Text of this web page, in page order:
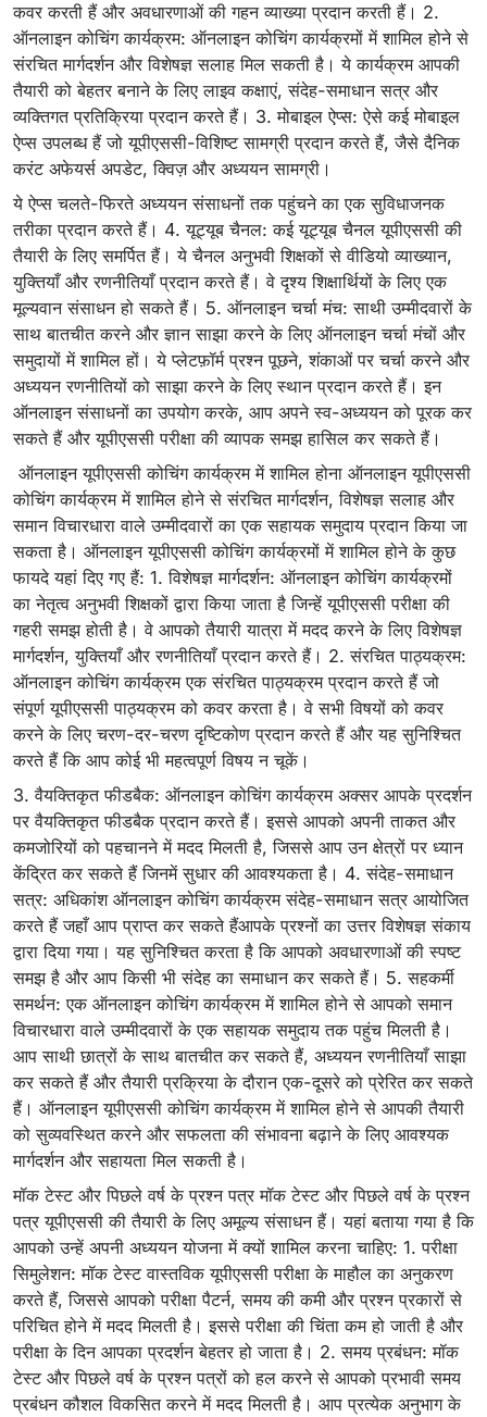
कवर करती हैं और अवधारणाओं की गहन व्याख्या प्रदान करती हैं। 2.
ऑनलाइन कोचिंग कार्यक्रम: ऑनलाइन कोचिंग कार्यक्रमों में शामिल होने से
संरचित मार्गदर्शन और विशेषज्ञ सलाह मिल सकती है। ये कार्यक्रम आपकी
तैयारी को बेहतर बनाने के लिए लाइव कक्षाएं, संदेह-समाधान सत्र और
व्यक्तिगत प्रतिक्रिया प्रदान करते हैं। 3. मोबाइल ऐप्स: ऐसे कई मोबाइल
ऐप्स उपलब्ध हैं जो यूपीएससी-विशिष्ट सामग्री प्रदान करते हैं, जैसे दैनिक
करंट अफेयर्स अपडेट, क्विज़ और अध्ययन सामग्री।
ये ऐप्स चलते-फिरते अध्ययन संसाधनों तक पहुंचने का एक सुविधाजनक
तरीका प्रदान करते हैं। 4. यूट्यूब चैनल: कई यूट्यूब चैनल यूपीएससी की
तैयारी के लिए समर्पित हैं। ये चैनल अनुभवी शिक्षकों से वीडियो व्याख्यान,
युक्तियाँ और रणनीतियाँ प्रदान करते हैं। वे दृश्य शिक्षार्थियों के लिए एक
मूल्यवान संसाधन हो सकते हैं। 5. ऑनलाइन चर्चा मंच: साथी उम्मीदवारों के
साथ बातचीत करने और ज्ञान साझा करने के लिए ऑनलाइन चर्चा मंचों और
समुदायों में शामिल हों। ये प्लेटफ़ॉर्म प्रश्न पूछने, शंकाओं पर चर्चा करने और
अध्ययन रणनीतियों को साझा करने के लिए स्थान प्रदान करते हैं। इन
ऑनलाइन संसाधनों का उपयोग करके, आप अपने स्व-अध्ययन को पूरक कर
सकते हैं और यूपीएससी परीक्षा की व्यापक समझ हासिल कर सकते हैं।
ऑनलाइन यूपीएससी कोचिंग कार्यक्रम में शामिल होना ऑनलाइन यूपीएससी
कोचिंग कार्यक्रम में शामिल होने से संरचित मार्गदर्शन, विशेषज्ञ सलाह और
समान विचारधारा वाले उम्मीदवारों का एक सहायक समुदाय प्रदान किया जा
सकता है। ऑनलाइन यूपीएससी कोचिंग कार्यक्रमों में शामिल होने के कुछ
फायदे यहां दिए गए हैं: 1. विशेषज्ञ मार्गदर्शन: ऑनलाइन कोचिंग कार्यक्रमों
का नेतृत्व अनुभवी शिक्षकों द्वारा किया जाता है जिन्हें यूपीएससी परीक्षा की
गहरी समझ होती है। वे आपको तैयारी यात्रा में मदद करने के लिए विशेषज्ञ
मार्गदर्शन, युक्तियाँ और रणनीतियाँ प्रदान करते हैं। 2. संरचित पाठ्यक्रम:
ऑनलाइन कोचिंग कार्यक्रम एक संरचित पाठ्यक्रम प्रदान करते हैं जो
संपूर्ण यूपीएससी पाठ्यक्रम को कवर करता है। वे सभी विषयों को कवर
करने के लिए चरण-दर-चरण दृष्टिकोण प्रदान करते हैं और यह सुनिश्चित
करते हैं कि आप कोई भी महत्वपूर्ण विषय न चूकें।
3. वैयक्तिकृत फीडबैक: ऑनलाइन कोचिंग कार्यक्रम अक्सर आपके प्रदर्शन
पर वैयक्तिकृत फीडबैक प्रदान करते हैं। इससे आपको अपनी ताकत और
कमजोरियों को पहचानने में मदद मिलती है, जिससे आप उन क्षेत्रों पर ध्यान
केंद्रित कर सकते हैं जिनमें सुधार की आवश्यकता है। 4. संदेह-समाधान
सत्र: अधिकांश ऑनलाइन कोचिंग कार्यक्रम संदेह-समाधान सत्र आयोजित
करते हैं जहाँ आप प्राप्त कर सकते हैंआपके प्रश्नों का उत्तर विशेषज्ञ संकाय
द्वारा दिया गया। यह सुनिश्चित करता है कि आपको अवधारणाओं की स्पष्ट
समझ है और आप किसी भी संदेह का समाधान कर सकते हैं। 5. सहकर्मी
समर्थन: एक ऑनलाइन कोचिंग कार्यक्रम में शामिल होने से आपको समान
विचारधारा वाले उम्मीदवारों के एक सहायक समुदाय तक पहुंच मिलती है।
आप साथी छात्रों के साथ बातचीत कर सकते हैं, अध्ययन रणनीतियाँ साझा
कर सकते हैं और तैयारी प्रक्रिया के दौरान एक-दूसरे को प्रेरित कर सकते
हैं। ऑनलाइन यूपीएससी कोचिंग कार्यक्रम में शामिल होने से आपकी तैयारी
को सुव्यवस्थित करने और सफलता की संभावना बढ़ाने के लिए आवश्यक
मार्गदर्शन और सहायता मिल सकती है।
मॉक टेस्ट और पिछले वर्ष के प्रश्न पत्र मॉक टेस्ट और पिछले वर्ष के प्रश्न
पत्र यूपीएससी की तैयारी के लिए अमूल्य संसाधन हैं। यहां बताया गया है कि
आपको उन्हें अपनी अध्ययन योजना में क्यों शामिल करना चाहिए: 1. परीक्षा
सिमुलेशन: मॉक टेस्ट वास्तविक यूपीएससी परीक्षा के माहौल का अनुकरण
करते हैं, जिससे आपको परीक्षा पैटर्न, समय की कमी और प्रश्न प्रकारों से
परिचित होने में मदद मिलती है। इससे परीक्षा की चिंता कम हो जाती है और
परीक्षा के दिन आपका प्रदर्शन बेहतर हो जाता है। 2. समय प्रबंधन: मॉक
टेस्ट और पिछले वर्ष के प्रश्न पत्रों को हल करने से आपको प्रभावी समय
प्रबंधन कौशल विकसित करने में मदद मिलती है। आप प्रत्येक अनुभाग के